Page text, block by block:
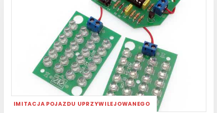
IMITACJA POJAZDU UPRZYWILEJOWANEGO